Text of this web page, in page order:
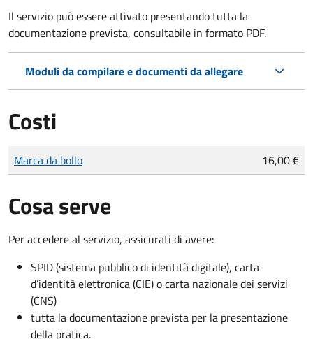
Il servizio può essere attivato presentando tutta la
documentazione prevista, consultabile in formato PDF.
Moduli da compilare e documenti da allegare
Costi
Tipo di pagamento
Importo
Marca da bollo 16,00 €
Cosa serve
Per accedere al servizio, assicurati di avere:
SPID (sistema pubblico di identità digitale), carta
d’identità elettronica (CIE) o carta nazionale dei servizi
(CNS)
tutta la documentazione prevista per la presentazione
della pratica.